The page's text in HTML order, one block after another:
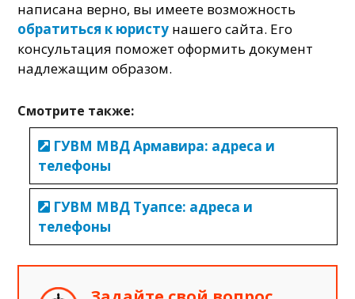
написана верно, вы имеете возможность
обратиться к юристу нашего сайта. Его
консультация поможет оформить документ
надлежащим образом.
Смотрите также:
ГУВМ МВД Армавира: адреса и
телефоны
ГУВМ МВД Туапсе: адреса и
телефоны